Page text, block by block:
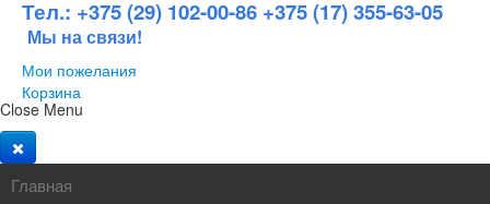
Тел.: +375 (29) 102-00-86 +375 (17) 355-63-05
Мы на связи!
Мои пожелания
Корзина
Close Menu
Главная